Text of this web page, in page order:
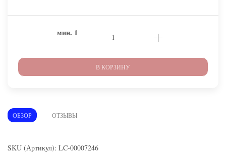
мин. 1
В КОРЗИНУ
ОБЗОР ОТЗЫВЫ
SKU (Артикул): LC-00007246